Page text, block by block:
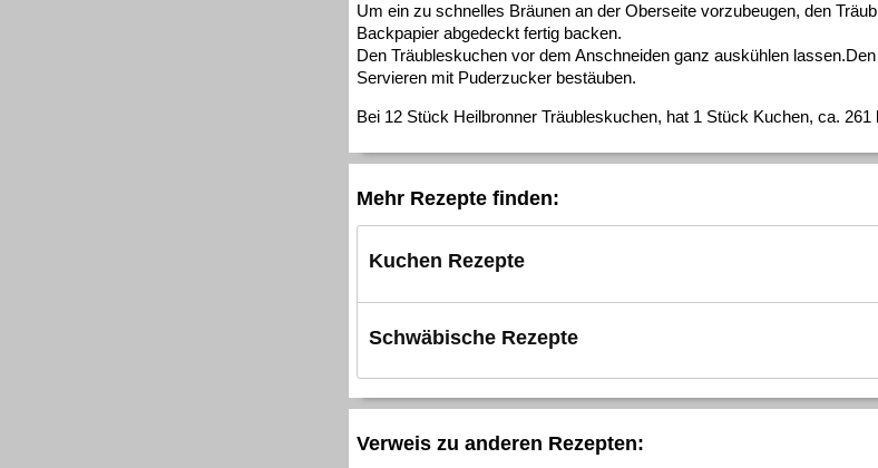
Um ein zu schnelles Bräunen an der Oberseite vorzubeugen, den
Backpapier abgedeckt fertig backen.
Den Träubleskuchen vor dem Anschneiden ganz auskühlen
Servieren mit Puderzucker bestäuben.
Bei 12 Stück Heilbronner Träubleskuchen, hat 1 Stück Kuchen, ca.
Mehr Rezepte finden:
Kuchen Rezepte
Schwäbische Rezepte
Verweis zu anderen Rezepten: